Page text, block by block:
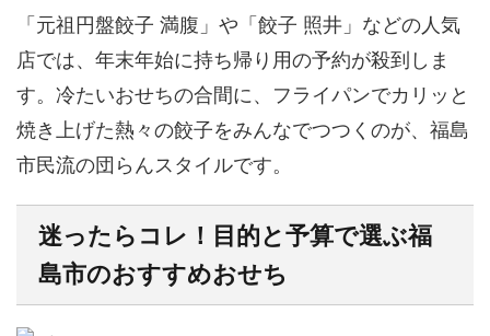
「元祖円盤餃子 満腹」や「餃子 照井」などの人気
店では、年末年始に持ち帰り用の予約が殺到しま
す。冷たいおせちの合間に、 フライパンでカリッと
焼き上げた熱々の餃子をみんなでつつくのが、福島
市民流の団らんスタイルです。
迷ったらコレ！目的と予算で選ぶ福
島市のおすすめおせち